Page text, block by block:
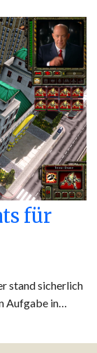
für
stand sicherlich
Aufgabe in…